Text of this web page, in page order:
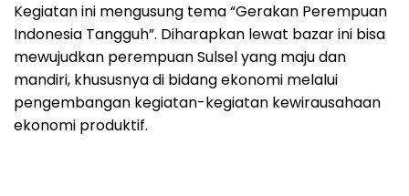
k
p
m
Kegiatan ini mengusung tema “Gerakan Perempuan
Indonesia Tangguh”. Diharapkan lewat bazar ini bisa
mewujudkan perempuan Sulsel yang maju dan
mandiri, khususnya di bidang ekonomi melalui
pengembangan kegiatan-kegiatan kewirausahaan
ekonomi produktif.